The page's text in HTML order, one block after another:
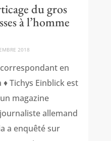
du gros
à l’homme
2018
en
Tichys Einblick est
magazine
allemand
a enquêté sur